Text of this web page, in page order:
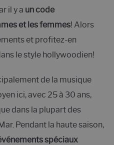
il y a un code
et les femmes! Alors
et profitez-en
le style hollywoodien!
de la musique
ici, avec 25 à 30 ans,
dans la plupart des
Pendant la haute saison,
spéciaux